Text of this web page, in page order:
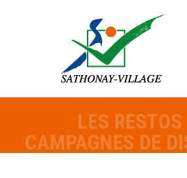
LES
CAMPAGNES DE